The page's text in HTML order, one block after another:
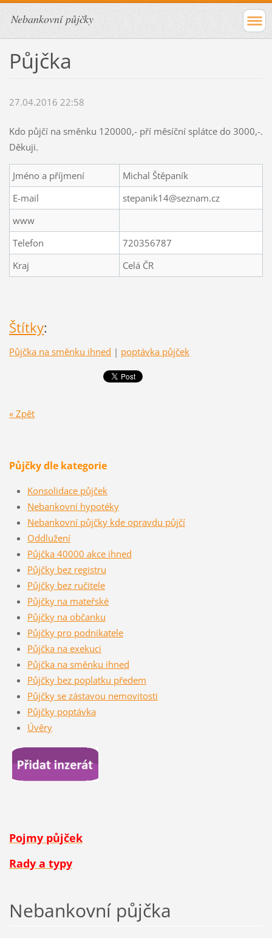
Nebankovní půjčky
Půjčka
27.04.2016 22:58
Kdo půjčí na směnku 120000,- pří měsíční splátce do 3000,-.
Děkuji.
Jméno a příjmení
Michal Štěpaník
E-mail
stepanik14@seznam.cz
www
Telefon
720356787
Kraj
Celá ČR
Štítky:
Půjčka na směnku ihned | poptávka půjček
« Zpět
Půjčky dle kategorie
Konsolidace půjček
Nebankovní hypotéky
Nebankovní půjčky kde opravdu půjčí
Oddlužení
Půjčka 40000 akce ihned
Půjčky bez registru
Půjčky bez ručitele
Půjčky na mateřské
Půjčky na občanku
Půjčky pro podnikatele
Půjčka na exekuci
Půjčka na směnku ihned
Půjčky bez poplatku předem
Půjčky se zástavou nemovitosti
Půjčky poptávka
Úvěry
Pojmy půjček
Rady a typy
Nebankovní půjčka